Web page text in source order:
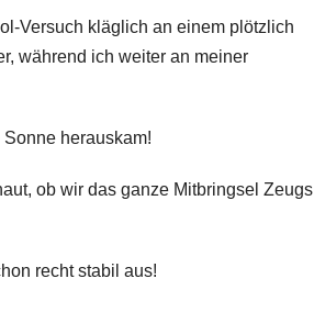
Versuch kläglich an einem plötzlich
während ich weiter an meiner
herauskam!
ob wir das ganze Mitbringsel Zeugs
recht stabil aus!